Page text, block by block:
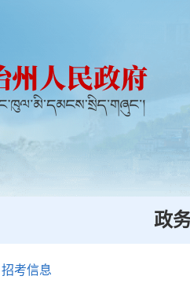
政
招考信息